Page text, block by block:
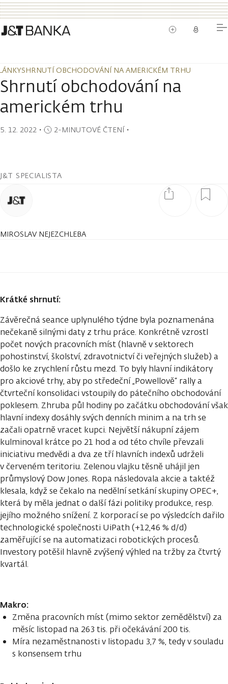
SHRNUTÍ OBCHODOVÁNÍ NA AMERICKÉM TRHU
SHRNUTÍ OBCHODOVÁNÍ NA AMERICKÉM TRHU
Shrnutí obchodování na
americkém trhu
5. 12. 2022 ・ 2-MINUTOVÉ ČTENÍ・
J&T SPECIALISTA
MIROSLAV NEJEZCHLEBA
Krátké shrnutí:
Závěrečná seance uplynulého týdne byla poznamenána
nečekaně silnými daty z trhu práce. Konkrétně vzrostl
počet nových pracovních míst (hlavně v sektorech
pohostinství, školství, zdravotnictví či veřejných služeb) a
došlo ke zrychlení růstu mezd. To byly hlavní indikátory
pro akciové trhy, aby po středeční „Powellově“ rally a
čtvrteční konsolidaci vstoupily do pátečního obchodování
poklesem. Zhruba půl hodiny po začátku obchodování však
hlavní indexy dosáhly svých denních minim a na trh se
začali opatrně vracet kupci. Největší nákupní zájem
kulminoval krátce po 21 hod a od této chvíle převzali
iniciativu medvědi a dva ze tří hlavních indexů udrželi
v červeném teritoriu. Zelenou vlajku těsně uhájil jen
průmyslový Dow Jones. Ropa následovala akcie a taktéž
klesala, když se čekalo na nedělní setkání skupiny OPEC+,
která by měla jednat o další fázi politiky produkce, resp.
jejího možného snížení. Z korporací se po výsledcích dařilo
technologické společnosti UiPath (+12,46 % d/d)
zaměřující se na automatizaci robotických procesů.
Investory potěšil hlavně zvýšený výhled na tržby za čtvrtý
kvartál.
Makro:
Změna pracovních míst (mimo sektor zemědělství) za
měsíc listopad na 263 tis. při očekávání 200 tis.
Míra nezaměstnanosti v listopadu 3,7 %, tedy v souladu
s konsensem trhu